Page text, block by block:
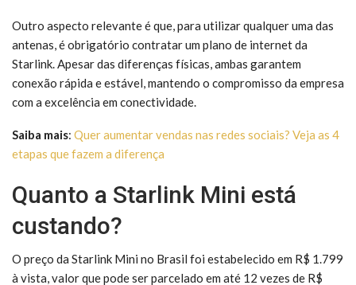
Outro aspecto relevante é que, para utilizar qualquer uma das
antenas, é obrigatório contratar um plano de internet da
Starlink. Apesar das diferenças físicas, ambas garantem
conexão rápida e estável, mantendo o compromisso da empresa
com a excelência em conectividade.
Saiba mais: Quer aumentar vendas nas redes sociais? Veja as 4
etapas que fazem a diferença
Quanto a Starlink Mini está
custando?
O preço da Starlink Mini no Brasil foi estabelecido em R$ 1.799
à vista, valor que pode ser parcelado em até 12 vezes de R$